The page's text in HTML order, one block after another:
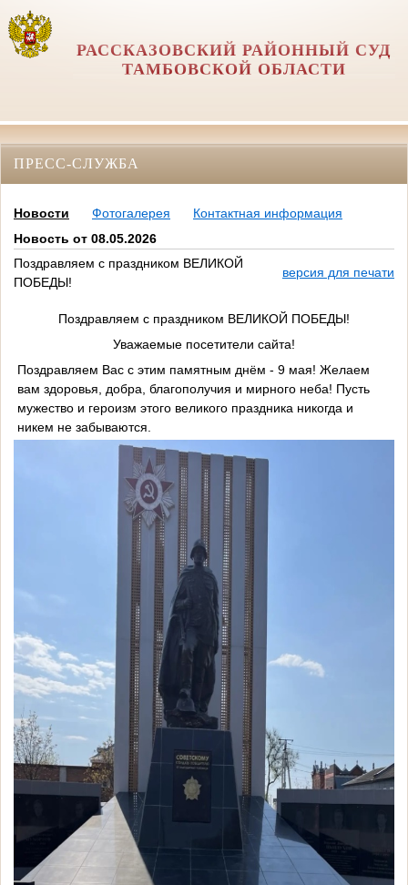
РАССКАЗОВСКИЙ РАЙОННЫЙ СУД
ТАМБОВСКОЙ ОБЛАСТИ
ПРЕСС-СЛУЖБА
Новости Фотогалерея
Контактная информация
Новость от 08.05.2026
Поздравляем с праздником ВЕЛИКОЙ
ПОБЕДЫ!
версия для печати
Поздравляем с праздником ВЕЛИКОЙ ПОБЕДЫ!
Уважаемые посетители сайта!
Поздравляем Вас с этим памятным днём - 9 мая! Желаем
вам здоровья, добра, благополучия и мирного неба! Пусть
мужество и героизм этого великого праздника никогда и
никем не забываются.